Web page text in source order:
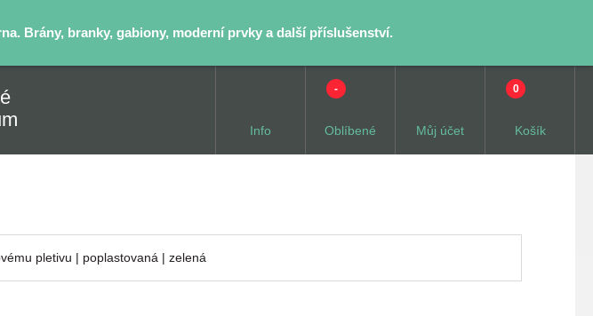
Brány, branky, gabiony, moderní prvky a další příslušenství.
Info Oblíbené
-
Můj účet Košík
0
pletivu | poplastovaná | zelená